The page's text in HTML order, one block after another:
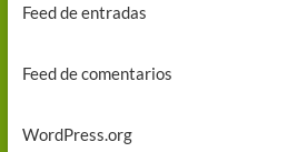
Feed de entradas
Feed de comentarios
WordPress.org